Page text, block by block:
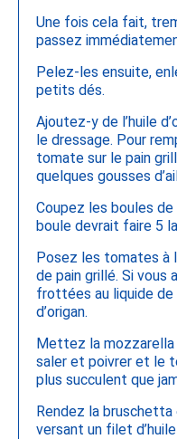
Une fois cela fait,
passez
Pelez-les ensuite,
petits dés.
Ajoutez-y de l’huile
le dressage. Pour
tomate sur le pain
quelques gousses
Coupez les boules
boule devrait faire 5
Posez les tomates à
de pain grillé. Si vous
frottées au liquide
d’origan.
Mettez la mozzarella
saler et poivrer et le
plus succulent que
Rendez la bruschetta
versant un filet